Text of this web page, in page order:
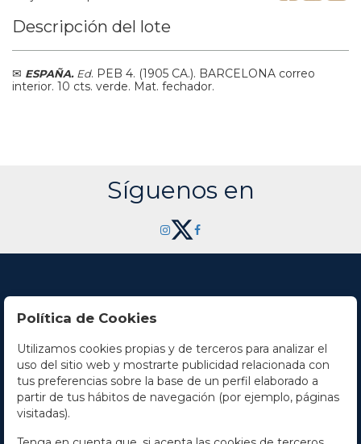
Descripción del lote
✉ ESPAÑA. Ed. PEB 4. (1905 CA.). BARCELONA correo
interior. 10 cts. verde. Mat. fechador.
Síguenos en
Contacto
Horario
La empresa
Política de Cookies
Utilizamos cookies propias y de terceros para analizar el
uso del sitio web y mostrarte publicidad relacionada con
tus preferencias sobre la base de un perfil elaborado a
partir de tus hábitos de navegación (por ejemplo, páginas
visitadas).